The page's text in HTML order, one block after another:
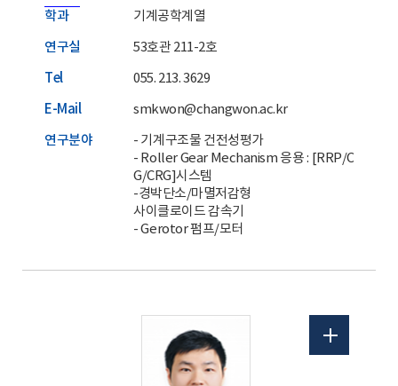
학과 기계공학계열
연구실 53호관 211-2호
Tel 055. 213. 3629
E-Mail smkwon@changwon.ac.kr
연구분야
- 기계구조물 건전성평가
- Roller Gear Mechanism 응용 : [RRP/
G/CRG]시스템
-경박단소/마멸저감형
사이클로이드 감속기
- Gerotor 펌프/모터